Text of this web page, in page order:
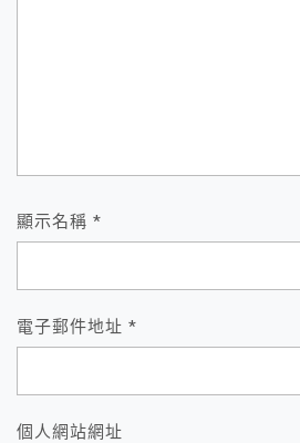
顯示名稱 *
電子郵件地址 *
個人網站網址